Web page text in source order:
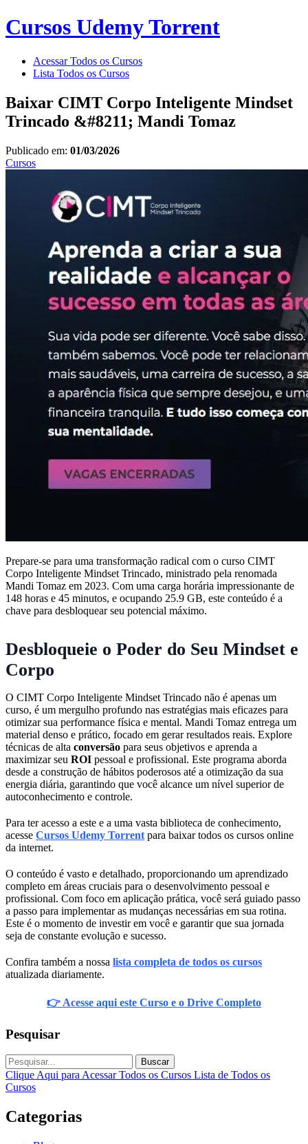
Cursos Udemy Torrent
Acessar Todos os Cursos
Lista Todos os Cursos
Baixar CIMT Corpo Inteligente Mindset
Trincado &#8211; Mandi Tomaz
Publicado em: 01/03/2026
Cursos
Prepare-se para uma transformação radical com o curso CIMT
Corpo Inteligente Mindset Trincado, ministrado pela renomada
Mandi Tomaz em 2023. Com uma carga horária impressionante de
148 horas e 45 minutos, e ocupando 25.9 GB, este conteúdo é a
chave para desbloquear seu potencial máximo.
Desbloqueie o Poder do Seu Mindset e
Corpo
O CIMT Corpo Inteligente Mindset Trincado não é apenas um
curso, é um mergulho profundo nas estratégias mais eficazes para
otimizar sua performance física e mental. Mandi Tomaz entrega um
material denso e prático, focado em gerar resultados reais. Explore
técnicas de alta conversão para seus objetivos e aprenda a
maximizar seu ROI pessoal e profissional. Este programa aborda
desde a construção de hábitos poderosos até a otimização da sua
energia diária, garantindo que você alcance um nível superior de
autoconhecimento e controle.
Para ter acesso a este e a uma vasta biblioteca de conhecimento,
acesse Cursos Udemy Torrent para baixar todos os cursos online
da internet.
O conteúdo é vasto e detalhado, proporcionando um aprendizado
completo em áreas cruciais para o desenvolvimento pessoal e
profissional. Com foco em aplicação prática, você será guiado passo
a passo para implementar as mudanças necessárias em sua rotina.
Este é o momento de investir em você e garantir que sua jornada
seja de constante evolução e sucesso.
Confira também a nossa lista completa de todos os cursos
atualizada diariamente.
👉 Acesse aqui este Curso e o Drive Completo
Pesquisar
Buscar
Clique Aqui para Acessar Todos os Cursos Lista de Todos os
Cursos
Categorias